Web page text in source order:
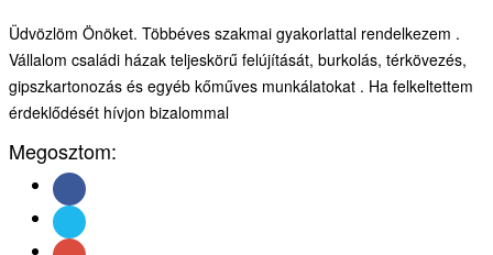
Üdvözlöm Önöket. Többéves szakmai gyakorlattal rendelkezem .
Vállalom családi házak teljeskörű felújítását, burkolás, térkövezés,
gipszkartonozás és egyéb kőműves munkálatokat . Ha felkeltettem
érdeklődését hívjon bizalommal
Megosztom: